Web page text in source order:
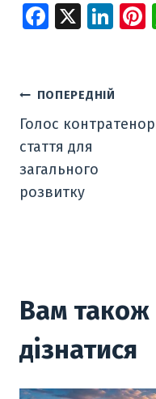
Fa
o
o
k
X
Li
e
dI
Навігація
записів
ПОПЕРЕДНІЙ
Голос
стаття для
загального
розвитку
Вам також
дізнатися